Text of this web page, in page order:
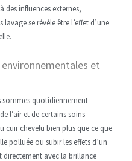
des influences externes,
se révèle être l’effet d’une
et
sommes quotidiennement
l’air et de certains soins
cuir chevelu bien plus que ce que
polluée ou subir les effets d’un
avec la brillance